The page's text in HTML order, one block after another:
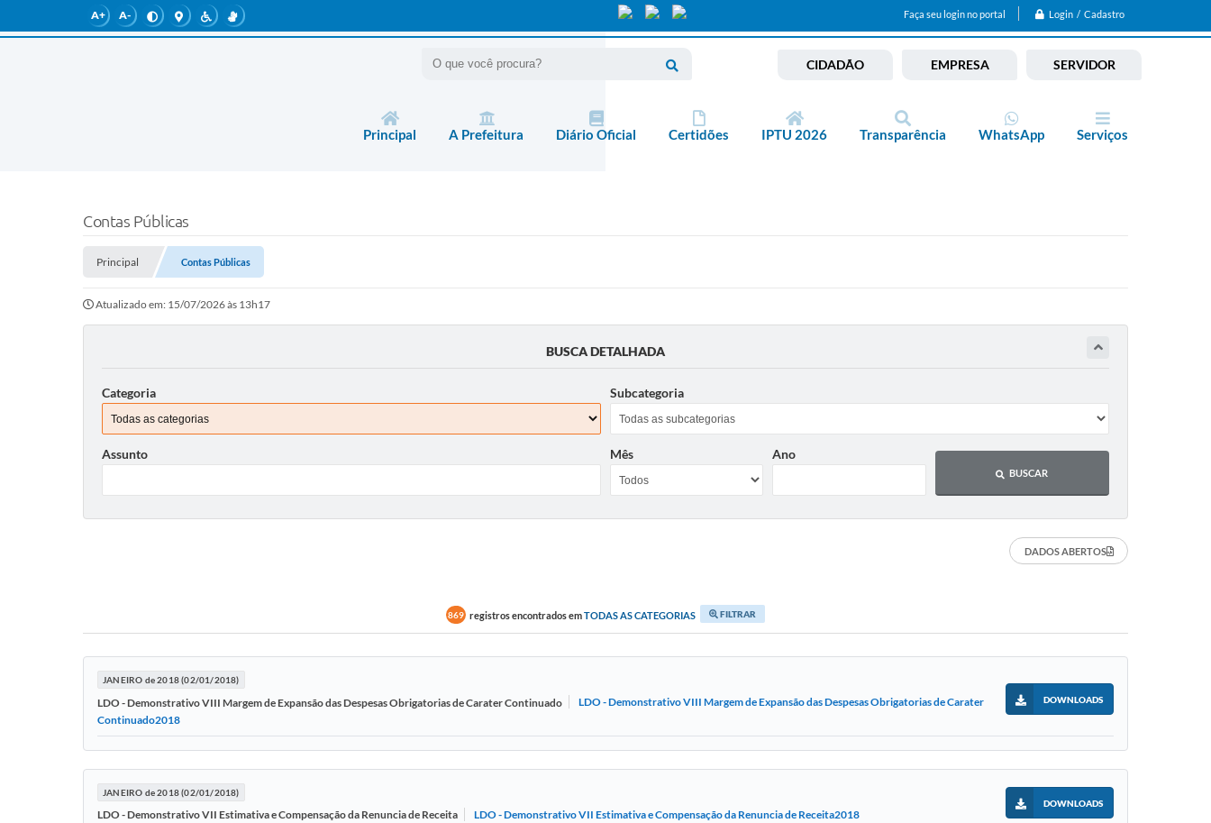
Faça seu login no portal Login / Cadastro
A+ A-
CIDADÃO EMPRESA SERVIDOR
Principal A Prefeitura Diário Oficial Certidões IPTU 2026 Transparência WhatsApp Serviços
Contas Públicas
Principal Contas Públicas
Atualizado em: 15/07/2026 às 13h17
BUSCA DETALHADA
Categoria Subcategoria
Assunto Mês Ano
BUSCAR
DADOS ABERTOS
869 registros encontrados emTODAS AS CATEGORIAS FILTRAR
JANEIRO de 2018 (02/01/2018)
LDO - Demonstrativo VIII Margem de Expansão das Despesas Obrigatorias de Carater Continuado
LDO - Demonstrativo VIII Margem de Expansão das Despesas Obrigatorias de Carater
Continuado2018
DOWNLOADS
JANEIRO de 2018 (02/01/2018)
LDO - Demonstrativo VII Estimativa e Compensação da Renuncia de Receita LDO - Demonstrativo VII Estimativa e Compensação da Renuncia de Receita2018
DOWNLOADS